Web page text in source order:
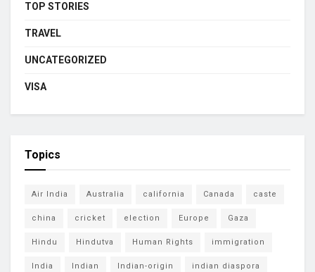
TOP STORIES
TRAVEL
UNCATEGORIZED
VISA
Topics
Air India Australia california Canada caste
china cricket election Europe Gaza
Hindu Hindutva Human Rights immigration
India Indian Indian-origin indian diaspora